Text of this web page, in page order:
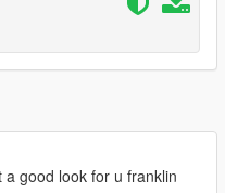
good look for u franklin